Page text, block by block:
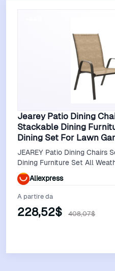
Jearey Patio Dining
Stackable Dining
Dining Set For Lawn
JEAREY Patio Dining Chairs
Dining Furniture Set All
Garden Poolside Beig
Aliexpress
A partire da
228,52$ 408,07$